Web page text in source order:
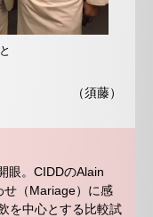
（須藤）
眼。CIDDのAlain
せ（Mariage）に感
を中心とする比較試